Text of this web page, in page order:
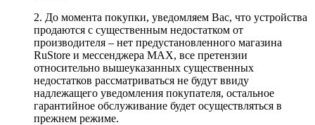
2. До момента покупки, уведомляем Вас, что устройства
продаются с существенным недостатком от
производителя – нет предустановленного магазина
RuStore и мессенджера MAX, все претензии
относительно вышеуказанных существенных
недостатков рассматриваться не будут ввиду
надлежащего уведомления покупателя, остальное
гарантийное обслуживание будет осуществляться в
прежнем режиме.